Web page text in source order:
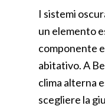
I sistemi
un elemento
componente
abitativo. A
clima alterna
scegliere la